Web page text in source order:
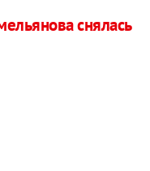
снялась